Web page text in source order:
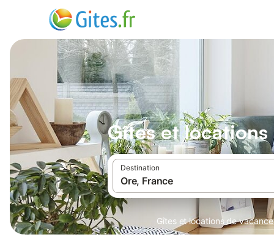
Gîtes et locations
Destination
Gîtes et locations de